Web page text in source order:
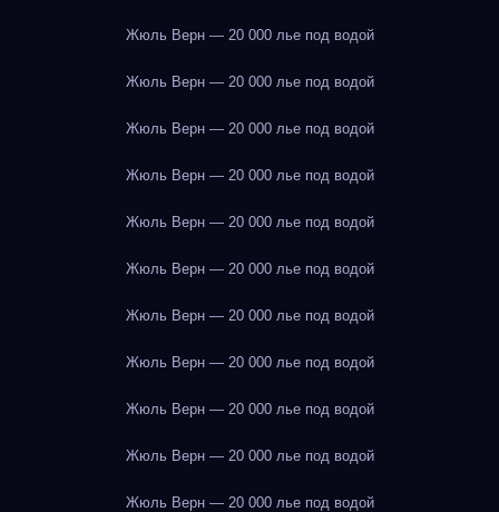
Жюль Верн — 20 000 лье под водой
Жюль Верн — 20 000 лье под водой
Жюль Верн — 20 000 лье под водой
Жюль Верн — 20 000 лье под водой
Жюль Верн — 20 000 лье под водой
Жюль Верн — 20 000 лье под водой
Жюль Верн — 20 000 лье под водой
Жюль Верн — 20 000 лье под водой
Жюль Верн — 20 000 лье под водой
Жюль Верн — 20 000 лье под водой
Жюль Верн — 20 000 лье под водой